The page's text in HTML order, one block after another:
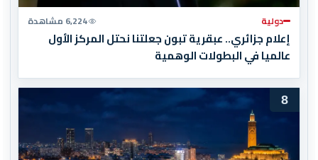
دولية 6,224 مشاهدة
إعلام جزائري.. عبقرية تبون جعلتنا نحتل المركز الأول
عالميا في البطولات الوهمية
8